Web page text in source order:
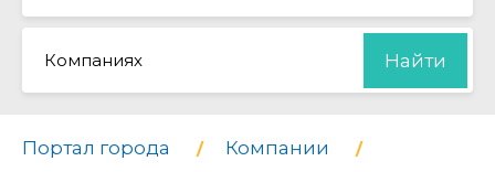
Компаниях Найти
Портал города Компании